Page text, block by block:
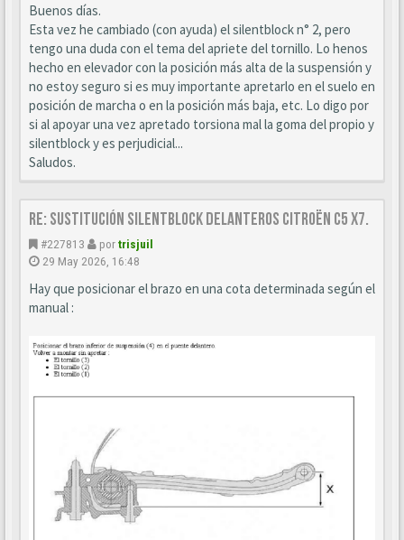
Buenos días.
Esta vez he cambiado (con ayuda) el silentblock n° 2, pero
tengo una duda con el tema del apriete del tornillo. Lo henos
hecho en elevador con la posición más alta de la suspensión y
no estoy seguro si es muy importante apretarlo en el suelo en
posición de marcha o en la posición más baja, etc. Lo digo por
si al apoyar una vez apretado torsiona mal la goma del propio y
silentblock y es perjudicial...
Saludos.
Re: Sustitución SILENTBLOCK delanteros Citroën C5 X7.
#227813 portrisjuil
29 May 2026, 16:48
Hay que posicionar el brazo en una cota determinada según el
manual :